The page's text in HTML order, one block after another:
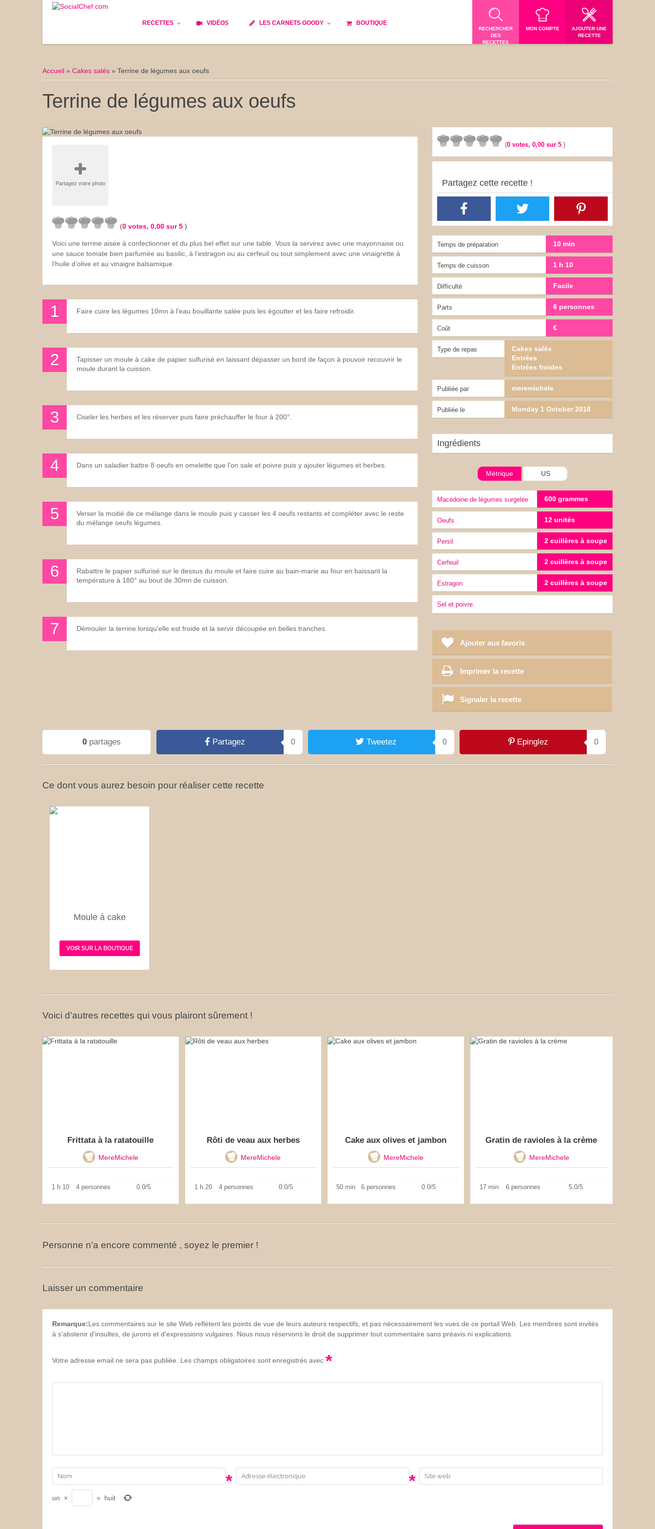
RECETTES
Le Pain
Apéritifs Cuisine française traditionnelle
VIDÉOS LES CARNETS GOODY
Spécialité culinaire
Les astuces Goody
BOUTIQUE
RECHERCHER
DES
RECETTES
MON COMPTE
AJOUTER UNE
RECETTE
Accueil » Cakes salés » Terrine de légumes aux oeufs
Terrine de légumes aux oeufs
Partagez votre photo
(0 votes, 0,00 sur 5 )
Voici une terrine aisée à confectionner et du plus bel effet sur une table. Vous la servirez avec une mayonnaise ou
une sauce tomate bien parfumée au basilic, à l’estragon ou au cerfeuil ou tout simplement avec une vinaigrette à
l’huile d’olive et au vinaigre balsamique.
Faire cuire les légumes 10mn à l'eau bouillante salée puis les égoutter et les faire refroidir.
Tapisser un moule à cake de papier sulfurisé en laissant dépasser un bord de façon à pouvoir recouvrir le
moule durant la cuisson.
Ciseler les herbes et les réserver puis faire préchauffer le four à 200°.
Dans un saladier battre 8 oeufs en omelette que l'on sale et poivre puis y ajouter légumes et herbes.
Verser la moitié de ce mélange dans le moule puis y casser les 4 oeufs restants et compléter avec le reste
du mélange oeufs légumes.
Rabattre le papier sulfurisé sur le dessus du moule et faire cuire au bain-marie au four en baissant la
température à 180° au bout de 30mn de cuisson.
Démouler la terrine lorsqu'elle est froide et la servir découpée en belles tranches.
(0 votes,0,00 sur 5)
Partagez cette recette !
Temps de préparation 10 min
Temps de cuisson 1 h 10
Difficulté Facile
Parts 6 personnes
Coût €
Type de repas
Cakes salés
Entrées
Entrées froides
Publiée par meremichele
Publiée le Monday 1 October 2018
Ingrédients
Métrique US
Macédoine de légumes surgelée 600 grammes
Oeufs 12 unités
Persil 2 cuillères à soupe
cerfeuil 2 cuillères à soupe
Estragon 2 cuillères à soupe
sel et poivre
Ajouter aux favoris
Imprimer la recette
Signaler la recette
0partages Partagez 0 Tweetez 0 Epinglez 0
Ce dont vous aurez besoin pour réaliser cette recette
Moule à cake
VOIR SUR LA BOUTIQUE
Voici d’autres recettes qui vous plairont sûrement !
Frittata à la ratatouille
MereMichele
1 h 10 4 personnes 0.0/5
Rôti de veau aux herbes
MereMichele
1 h 20 4 personnes 0.0/5
Cake aux olives et jambon
MereMichele
50 min 6 personnes 0.0/5
Gratin de ravioles à la crème
MereMichele
17 min 6 personnes 5.0/5
Personne n'a encore commenté , soyez le premier !
Laisser un commentaire
Remarque:Les commentaires sur le site Web reflètent les points de vue de leurs auteurs respectifs, et pas nécessairement les vues de ce portail Web. Les membres sont invités
à s'abstenir d'insultes, de jurons et d'expressions vulgaires. Nous nous réservons le droit de supprimer tout commentaire sans préavis ni explications.
Votre adresse email ne sera pas publiée. Les champs obligatoires sont enregistrés avec *
* *
un × = huit